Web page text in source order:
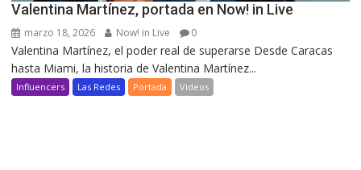
Valentina Martínez, portada en Now! in Live
marzo 18, 2026 Now! in Live 0
Valentina Martínez, el poder real de superarse Desde Caracas
hasta Miami, la historia de Valentina Martínez...
Influencers Las Redes Portada Videos